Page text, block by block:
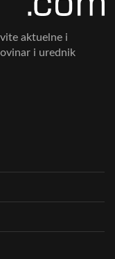
aktuelne i
i urednik